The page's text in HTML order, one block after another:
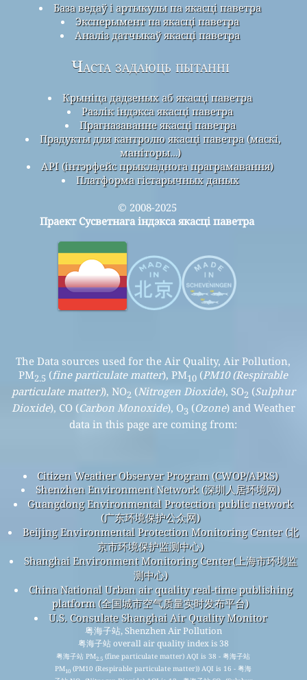
База ведаў і артыкулы па якасці паветра
Эксперымент па якасці паветра
Аналіз датчыкаў якасці паветра
Часта задаюць пытанні
Крыніца дадзеных аб якасці паветра
Разлік індэкса якасці паветра
Прагназаванне якасці паветра
Прадукты для кантролю якасці паветра (маскі,
маніторы…)
API (інтэрфейс прыкладнога праграмавання)
Платформа гістарычных даных
© 2008-2025
Праект Сусветнага індэкса якасці паветра
The Data sources used for the Air Quality, Air Pollution,
PM2.5 (fine particulate matter), PM10 (PM10 (Respirable
particulate matter)), NO2 (Nitrogen Dioxide), SO2 (Sulphur
Dioxide), CO (Carbon Monoxide), O3 (Ozone) and Weather
data in this page are coming from:
Citizen Weather Observer Program (CWOP/APRS)
Shenzhen Environment Network (深圳人居环境网)
Guangdong Environmental Protection public network
(广东环境保护公众网)
Beijing Environmental Protection Monitoring Center (北
京市环境保护监测中心)
Shanghai Environment Monitoring Center(上海市环境监
测中心)
China National Urban air quality real-time publishing
platform (全国城市空气质量实时发布平台)
U.S. Consulate Shanghai Air Quality Monitor
粤海子站, Shenzhen Air Pollution
粤海子站 overall air quality index is 38
粤海子站 PM2.5 (fine particulate matter) AQI is 38 - 粤海子站
PM10 (PM10 (Respirable particulate matter)) AQI is 16 - 粤海